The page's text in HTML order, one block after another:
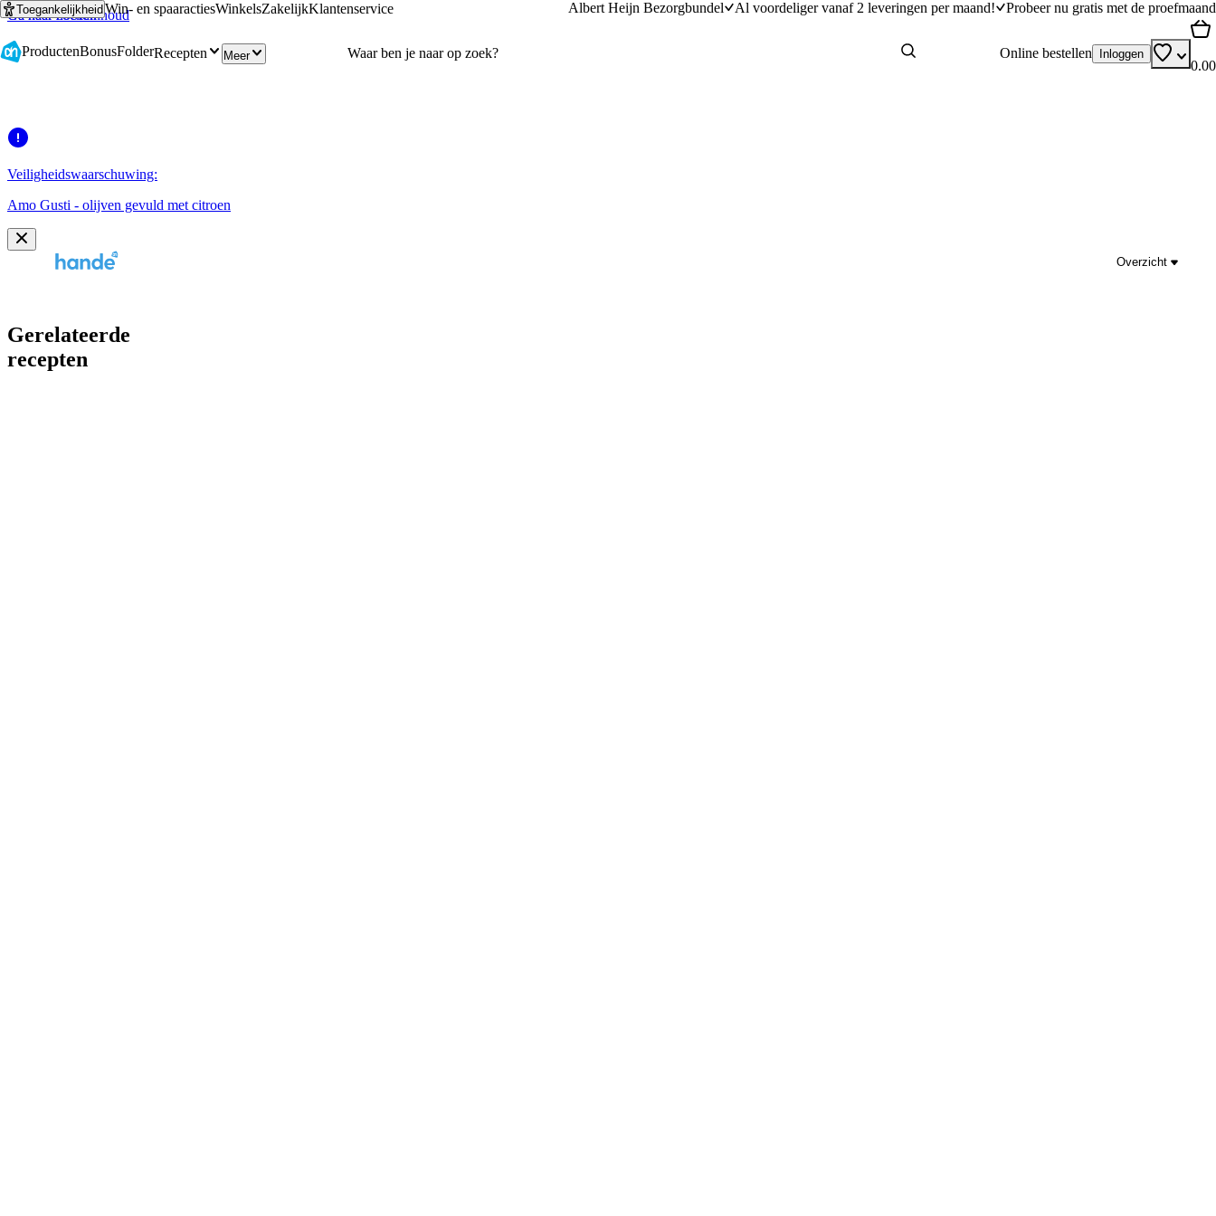
Ga naar hoofdinhoud
Ga naar zoeken
ToegankelijkheidWin- en spaaractiesWinkelsZakelijkKlantenservice Albert Heijn Bezorgbundel Al voordeliger vanaf 2 leveringen per maand! Probeer nu gratis met de proefmaand
ProductenBonusFolderRecepten Meer Online bestellen Inloggen
0.00
Veiligheidswaarschuwing:
Amo Gusti - olijven gevuld met citroen
Overzicht
Gerelateerde
recepten